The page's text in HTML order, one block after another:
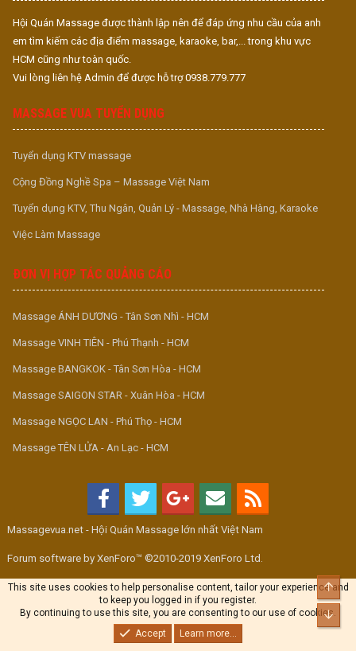
Hội Quán Massage được thành lập nên để đáp ứng nhu cầu của anh
em tìm kiếm các địa điểm massage, karaoke, bar,... trong khu vực
HCM cũng như toàn quốc.
Vui lòng liên hệ Admin để được hỗ trợ 0938.779.777
MASSAGE VUA TUYỂN DỤNG
Tuyển dụng KTV massage
Cộng Đồng Nghề Spa – Massage Việt Nam
Tuyển dụng KTV, Thu Ngân, Quản Lý - Massage, Nhà Hàng, Karaoke
Việc Làm Massage
ĐƠN VỊ HỢP TÁC QUẢNG CÁO
Massage ÁNH DƯƠNG - Tân Sơn Nhì - HCM
Massage VINH TIÊN - Phú Thạnh - HCM
Massage BANGKOK - Tân Sơn Hòa - HCM
Massage SAIGON STAR - Xuân Hòa - HCM
Massage NGỌC LAN - Phú Thọ - HCM
Massage TÊN LỬA - An Lạc - HCM
Massagevua.net - Hội Quán Massage lớn nhất Việt Nam
Forum software by XenForo™ ©2010-2019 XenForo Ltd.
This site uses cookies to help personalise content, tailor your experience and
to keep you logged in if you register.
By continuing to use this site, you are consenting to our use of cookies.
Accept
Learn more...
Top